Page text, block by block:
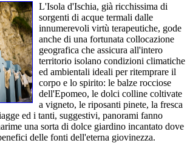
L'Isola d'Ischia, già ricchissima di
sorgenti di acque termali dalle
innumerevoli virtù terapeutiche, gode
anche di una fortunata collocazione
geografica che assicura all'intero
territorio isolano condizioni climatiche
ed ambientali ideali per ritemprare il
corpo e lo spirito: le balze rocciose
dell'Epomeo, le dolci colline coltivate
a vigneto, le riposanti pinete, la fresca
ed i tanti, suggestivi, panorami fanno
una sorta di dolce giardino incantato dove
delle fonti dell'eterna giovinezza.